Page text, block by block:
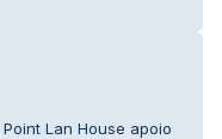
Lan House apoio